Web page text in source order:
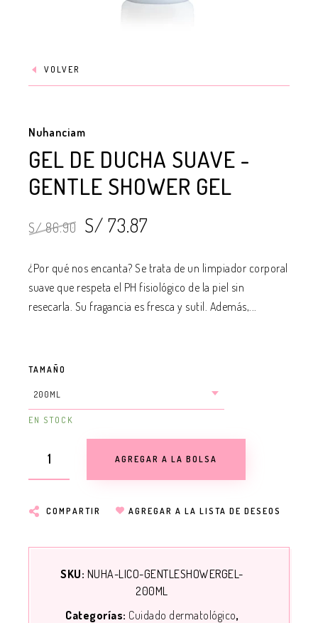
VOLVER
Nuhanciam
GEL DE DUCHA SUAVE -
GENTLE SHOWER GEL
S/ 86.90 S/ 73.87
¿Por qué nos encanta? Se trata de un limpiador corporal
suave que respeta el PH fisiológico de la piel sin
resecarla. Su fragancia es fresca y sutil. Además,...
TAMAÑO
EN STOCK
AGREGAR A LA BOLSA
COMPARTIR AGREGAR A LA LISTA DE DESEOS
SKU: NUHA-LICO-GENTLESHOWERGEL-
200ML
Categorías: Cuidado dermatológico